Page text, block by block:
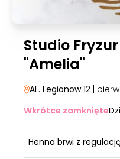
Studio
"Amelia"
AL. Legionow 12 |
Wkrótce zamknięte
Henna brwi z